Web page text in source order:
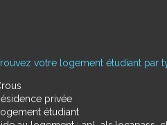
votre logement étudiant par
privée
Logement étudiant